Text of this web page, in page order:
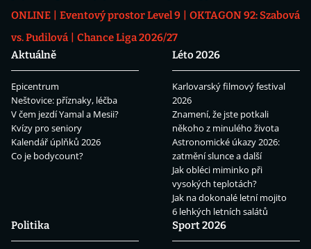
ONLINE
Eventový prostor Level 9
OKTAGON 92: Szabová
vs. Pudilová
Chance Liga 2026/27
Aktuálně
Epicentrum
Neštovice: příznaky, léčba
V čem jezdí Yamal a Mesii?
Kvízy pro seniory
Kalendář úplňků 2026
Co je bodycount?
Léto 2026
Karlovarský filmový festival
2026
Znamení, že jste potkali
někoho z minulého života
Astronomické úkazy 2026:
zatmění slunce a další
Jak obléci miminko při
vysokých teplotách?
Jak na dokonalé letní mojito
6 lehkých letních salátů
Politika
Sport 2026